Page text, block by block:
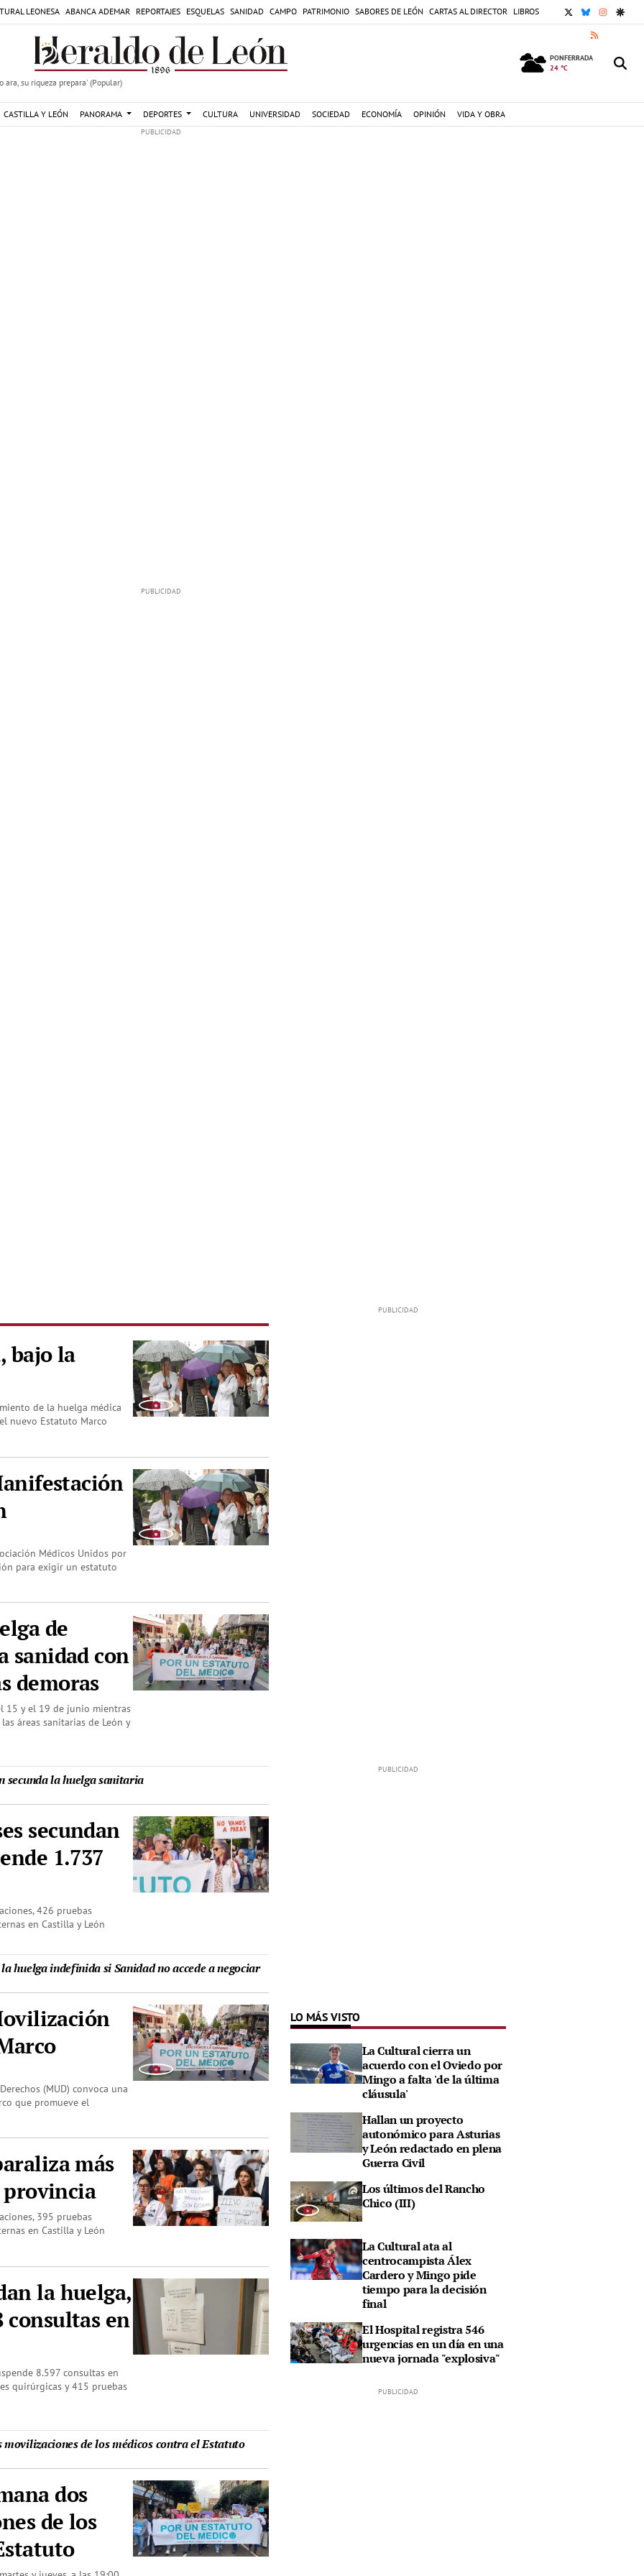
LEONESA ABANCA ADEMAR REPORTAJES ESQUELAS SANIDAD CAMPO PATRIMONIO SABORES DE LEÓN CARTAS AL DIRECTOR LIBROS X BLUESKY
RSS
ara, su riqueza prepara' (Popular)
PONFERRADA
24 °C
CASTILLA Y LEÓN PANORAMA DEPORTES CULTURA UNIVERSIDAD SOCIEDAD ECONOMÍA OPINIÓN VIDA Y OBRA
bajo la
de la huelga médica
nuevo Estatuto Marco
Médicos Unidos por
para exigir un estatuto
de
sanidad con
demoras
15 y el 19 de junio mientras
áreas sanitarias de León y
secunda la huelga sanitaria
secundan
1.737
426 pruebas
en Castilla y León
huelga indefinida si Sanidad no accede a negociar
(MUD) convoca una
que promueve el
más
provincia
395 pruebas
en Castilla y León
la huelga,
consultas en
8.597 consultas en
quirúrgicas y 415 pruebas
movilizaciones de los médicos contra el Estatuto
dos
de los
LO MÁS VISTO
La Cultural cierra un
acuerdo con el Oviedo por
Mingo a falta 'de la última
cláusula'
Hallan un proyecto
autonómico para Asturias
y León redactado en plena
Guerra Civil
Los últimos del Rancho
Chico (III)
La Cultural ata al
centrocampista Álex
Cardero y Mingo pide
tiempo para la decisión
final
El Hospital registra 546
urgencias en un día en una
nueva jornada "explosiva"